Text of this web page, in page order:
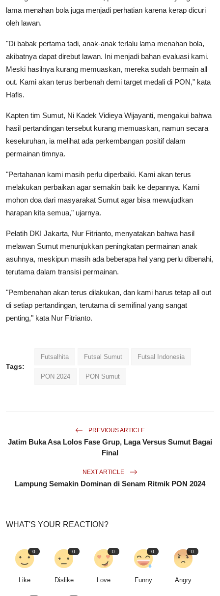
lama menahan bola juga menjadi perhatian karena kerap dicuri
oleh lawan.
"Di babak pertama tadi, anak-anak terlalu lama menahan bola,
akibatnya dapat direbut lawan. Ini menjadi bahan evaluasi kami.
Meski hasilnya kurang memuaskan, mereka sudah bermain all
out. Kami akan terus berbenah demi target medali di PON," kata
Hafis.
Kapten tim Sumut, Ni Kadek Vidieya Wijayanti, mengakui bahwa
hasil pertandingan tersebut kurang memuaskan, namun secara
keseluruhan, ia melihat ada perkembangan positif dalam
permainan timnya.
"Pertahanan kami masih perlu diperbaiki. Kami akan terus
melakukan perbaikan agar semakin baik ke depannya. Kami
mohon doa dari masyarakat Sumut agar bisa mewujudkan
harapan kita semua," ujarnya.
Pelatih DKI Jakarta, Nur Fitrianto, menyatakan bahwa hasil
melawan Sumut menunjukkan peningkatan permainan anak
asuhnya, meskipun masih ada beberapa hal yang perlu dibenahi,
terutama dalam transisi permainan.
"Pembenahan akan terus dilakukan, dan kami harus tetap all out
di setiap pertandingan, terutama di semifinal yang sangat
penting," kata Nur Fitrianto.
Tags:
Futsalhita Futsal Sumut Futsal Indonesia
PON 2024 PON Sumut
PREVIOUS ARTICLE
Jatim Buka Asa Lolos Fase Grup, Laga Versus Sumut Bagai
Final
NEXT ARTICLE
Lampung Semakin Dominan di Senam Ritmik PON 2024
WHAT'S YOUR REACTION?
0
Like
0
Dislike
0
Love
0
Funny
0
Angry